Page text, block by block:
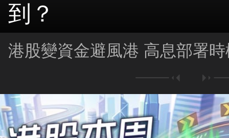
到？
港股變資金避風港 高息部署